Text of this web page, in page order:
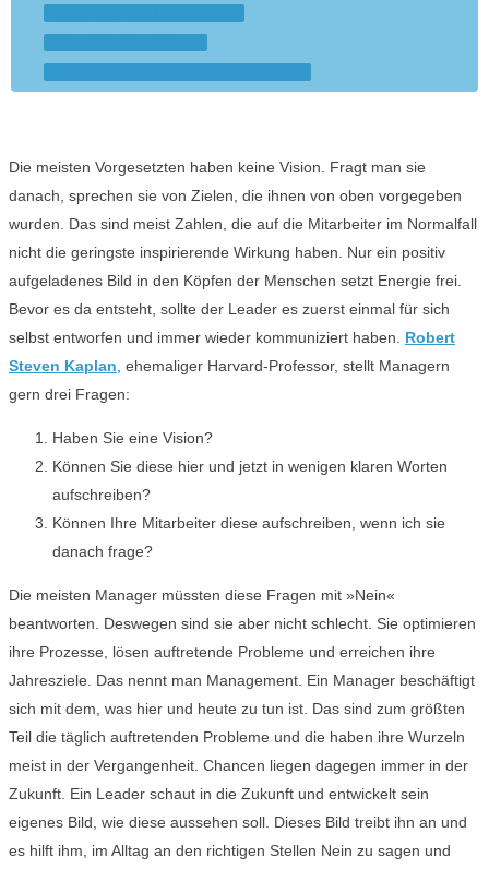
Die meisten Vorgesetzten haben keine Vision. Fragt man sie
danach, sprechen sie von Zielen, die ihnen von oben vorgegeben
wurden. Das sind meist Zahlen, die auf die Mitarbeiter im Normalfall
nicht die geringste inspirierende Wirkung haben. Nur ein positiv
aufgeladenes Bild in den Köpfen der Menschen setzt Energie frei.
Bevor es da entsteht, sollte der Leader es zuerst einmal für sich
selbst entworfen und immer wieder kommuniziert haben. Robert
Steven Kaplan, ehemaliger Harvard-Professor, stellt Managern
gern drei Fragen:
Haben Sie eine Vision?
Können Sie diese hier und jetzt in wenigen klaren Worten
aufschreiben?
Können Ihre Mitarbeiter diese aufschreiben, wenn ich sie
danach frage?
Die meisten Manager müssten diese Fragen mit »Nein«
beantworten. Deswegen sind sie aber nicht schlecht. Sie optimieren
ihre Prozesse, lösen auftretende Probleme und erreichen ihre
Jahresziele. Das nennt man Management. Ein Manager beschäftigt
sich mit dem, was hier und heute zu tun ist. Das sind zum größten
Teil die täglich auftretenden Probleme und die haben ihre Wurzeln
meist in der Vergangenheit. Chancen liegen dagegen immer in der
Zukunft. Ein Leader schaut in die Zukunft und entwickelt sein
eigenes Bild, wie diese aussehen soll. Dieses Bild treibt ihn an und
es hilft ihm, im Alltag an den richtigen Stellen Nein zu sagen und